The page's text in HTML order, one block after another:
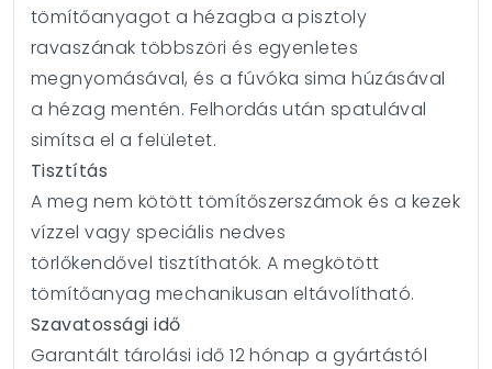
tömítőanyagot a hézagba a pisztoly
ravaszának többszöri és egyenletes
megnyomásával, és a fúvóka sima húzásával
a hézag mentén. Felhordás után spatulával
simítsa el a felületet.
Tisztítás
A meg nem kötött tömítőszerszámok és a kezek
vízzel vagy speciális nedves
törlőkendővel tisztíthatók. A megkötött
tömítőanyag mechanikusan eltávolítható.
Szavatossági idő
Garantált tárolási idő 12 hónap a gyártástól